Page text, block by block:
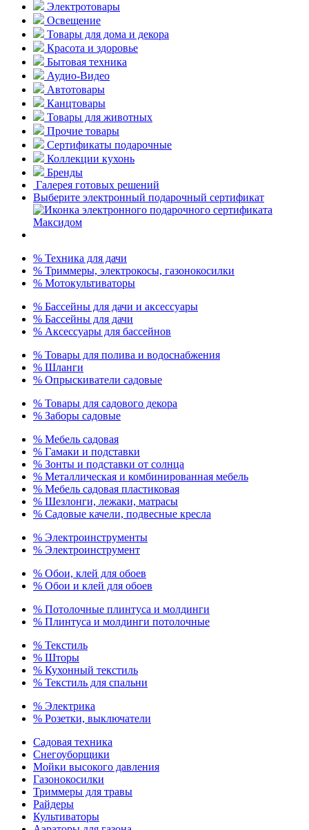
Электротовары
Освещение
Товары для дома и декора
Красота и здоровье
Бытовая техника
Аудио-Видео
Автотовары
Канцтовары
Товары для животных
Прочие товары
Сертификаты подарочные
Коллекции кухонь
Бренды
Галерея готовых решений
Выберите электронный подарочный сертификат
% Техника для дачи
% Триммеры, электрокосы, газонокосилки
% Мотокультиваторы
% Бассейны для дачи и аксессуары
% Бассейны для дачи
% Аксессуары для бассейнов
% Товары для полива и водоснабжения
% Шланги
% Опрыскиватели садовые
% Товары для садового декора
% Заборы садовые
% Мебель садовая
% Гамаки и подставки
% Зонты и подставки от солнца
% Металлическая и комбинированная мебель
% Мебель садовая пластиковая
% Шезлонги, лежаки, матрасы
% Садовые качели, подвесные кресла
% Электроинструменты
% Электроинструмент
% Обои, клей для обоев
% Обои и клей для обоев
% Потолочные плинтуса и молдинги
% Плинтуса и молдинги потолочные
% Текстиль
% Шторы
% Кухонный текстиль
% Текстиль для спальни
% Электрика
% Розетки, выключатели
Садовая техника
Снегоуборщики
Мойки высокого давления
Газонокосилки
Триммеры для травы
Райдеры
Культиваторы